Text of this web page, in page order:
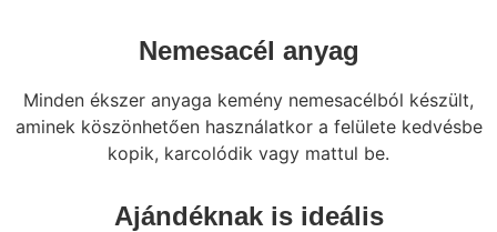
Nemesacél anyag
Minden ékszer anyaga kemény nemesacélból készült,
aminek köszönhetően használatkor a felülete kedvésbe
kopik, karcolódik vagy mattul be.
Ajándéknak is ideális